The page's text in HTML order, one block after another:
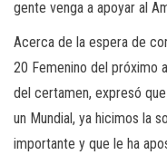
gente venga a apoyar al
Acerca de la espera de
20 Femenino del próximo
del certamen, expresó
un Mundial, ya hicimos la
importante y que le ha